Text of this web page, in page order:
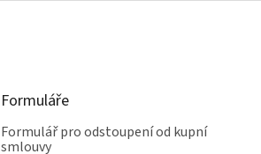
Formuláře
Formulář pro odstoupení od kupní
smlouvy